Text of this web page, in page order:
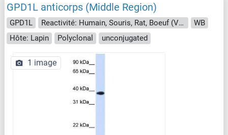
GPD1L anticorps (Middle Region)
GPD1L Reactivité: Humain, Souris, Rat, Boeuf (Vache), Chien, Cobaye, Cheval, Lapin, Poisson zèbre (Danio rerio)
WB
Hôte: Lapin
Polyclonal unconjugated
1 image